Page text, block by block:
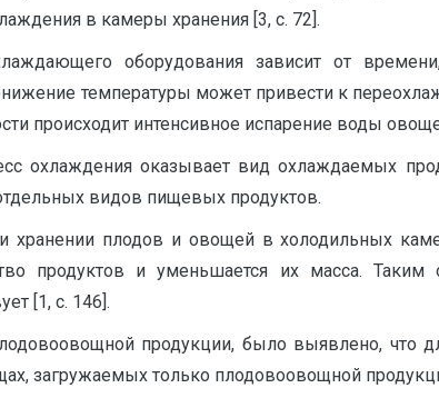
в камеры хранения [3, с. 72].
оборудования зависит от
температуры может привести к
происходит интенсивное испарение воды
охлаждения оказывает вид охлаждаемых
видов пищевых продуктов.
хранении плодов и овощей в холодильных
продуктов и уменьшается их масса.
[1, с. 146].
продукции, было выявлено, что
загружаемых только плодовоовощной